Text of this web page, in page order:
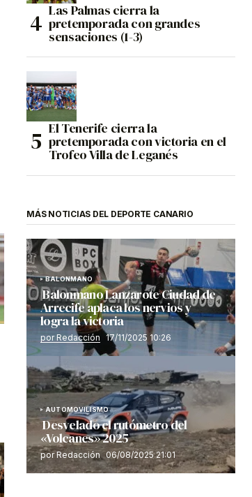
Las Palmas cierra la
pretemporada con grandes
sensaciones (1-3)
El Tenerife cierra la
pretemporada con victoria en el
Trofeo Villa de Leganés
MÁS NOTICIAS DEL DEPORTE CANARIO
BALONMANO
Balonmano Lanzarote Ciudad de
Arrecife aplaca los nervios y
logra la victoria
por Redacción 17/11/2025 10:26
AUTOMOVILISMO
Desvelado el rutómetro del
«Volcanes» 2025
por Redacción 06/08/2025 21:01